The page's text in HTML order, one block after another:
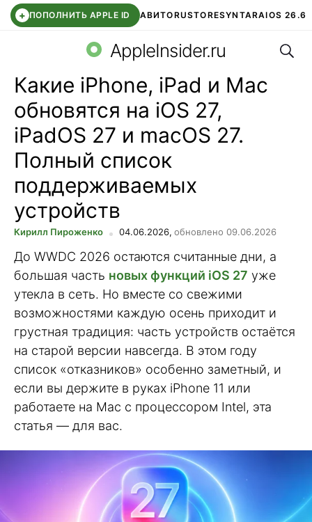
+ ПОПОЛНИТЬ APPLE ID АВИТОRUSTORESYNTARAIOS 26.6
СБЕР КИДС ЧАТ ROBLOXВТБ ОНЛАЙН
AppleInsider.ru
Какие iPhone, iPad и Mac
обновятся на iOS 27,
iPadOS 27 и macOS 27.
Полный список
поддерживаемых
устройств
Кирилл Пироженко 04.06.2026, обновлено 09.06.2026
До WWDC 2026 остаются считанные дни, а
большая часть новых функций iOS 27 уже
утекла в сеть. Но вместе со свежими
возможностями каждую осень приходит и
грустная традиция: часть устройств остаётся
на старой версии навсегда. В этом году
список «отказников» особенно заметный, и
если вы держите в руках iPhone 11 или
работаете на Mac с процессором Intel, эта
статья — для вас.